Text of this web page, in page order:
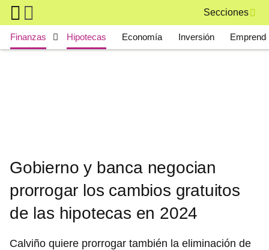
Skip to main content
Secciones
Main navigation
Finanzas Hipotecas Economía Inversión
Gobierno y banca negocian
prorrogar los cambios gratuitos
de las hipotecas en 2024
Calviño quiere prorrogar también la eliminación de